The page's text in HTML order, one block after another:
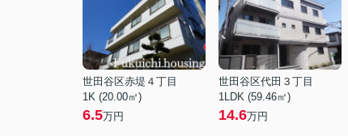
世田谷区赤堤４丁目
1K (20.00㎡)
6.5万円
世田谷区代田３丁目
1LDK (59.46㎡)
14.6万円